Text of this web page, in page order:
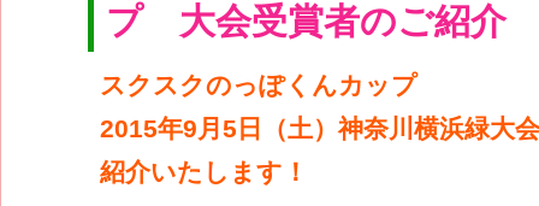
プ 大会受賞者のご紹介
スクスクのっぽくんカップ
2015年9月5日（土）神奈川横浜緑大
紹介いたします！